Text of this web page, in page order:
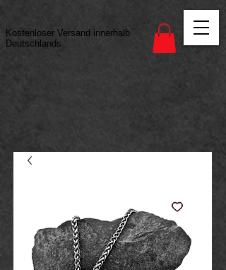
Kostenloser Versand innerhalb
Deutschlands